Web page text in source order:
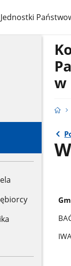
gov.pl
Jednostki
w